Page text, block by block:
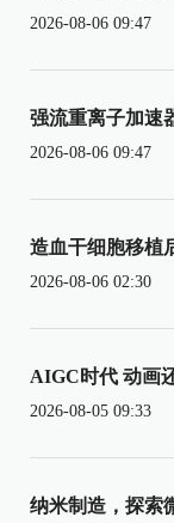
2026-08-06 09:47
强流重离子加速
2026-08-06 09:47
造血干细胞移植
2026-08-06 02:30
AIGC时代 动画
2026-08-05 09:33
纳米制造，探索